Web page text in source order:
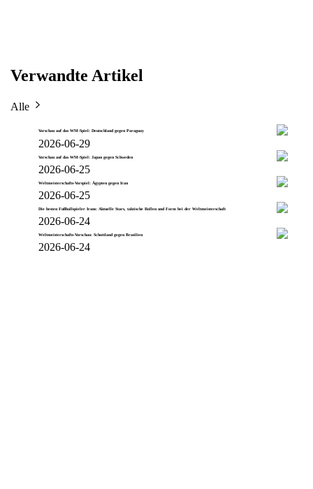
Verwandte Artikel
Alle
Vorschau auf das WM-Spiel: Deutschland gegen Paraguay
2026-06-29
Vorschau auf das WM-Spiel: Japan gegen Schweden
2026-06-25
Weltmeisterschafts-Vorspiel: Ägypten gegen Iran
2026-06-25
Die besten Fußballspieler Irans: Aktuelle Stars, taktische Rollen und Form bei der Weltmeisterschaft
2026-06-24
Weltmeisterschafts-Vorschau: Schottland gegen Brasilien
2026-06-24